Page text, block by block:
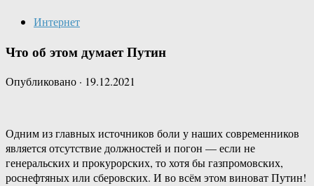
Интернет
Что об этом думает Путин
Опубликовано · 19.12.2021
Одним из главных источников боли у наших современников
является отсутствие должностей и погон — если не
генеральских и прокурорских, то хотя бы газпромовских,
роснефтяных или сберовских. И во всём этом виноват Путин!